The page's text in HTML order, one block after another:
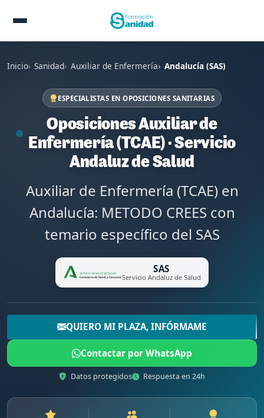
Inicio Sanidad Auxiliar de Enfermería Andalucía (SAS)
ESPECIALISTAS EN OPOSICIONES SANITARIAS
Oposiciones Auxiliar de
Enfermería (TCAE) · Servicio
Andaluz de Salud
Auxiliar de Enfermería (TCAE) en
Andalucía: METODO CREES con
temario específico del SAS
SAS
Servicio Andaluz de Salud
QUIERO MI PLAZA, INFÓRMAME
Contactar por WhatsApp
Datos protegidos Respuesta en 24h